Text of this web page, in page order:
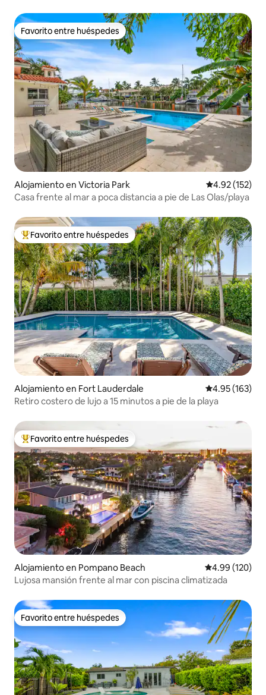
Favorito entre huéspedes
Favorito entre huéspedes
Alojamiento en Victoria Park Calificación
4.92 (152)
Casa frente al mar a poca distancia a pie de Las Olas/playa
Favorito entre huéspedes preferido
Favorito entre huéspedes
Alojamiento en Fort Lauderdale Calificación
4.95 (163)
Retiro costero de lujo a 15 minutos a pie de la playa
Favorito entre huéspedes preferido
Favorito entre huéspedes
Alojamiento en Pompano Beach Calificación
4.99 (120)
Lujosa mansión frente al mar con piscina climatizada
Favorito entre huéspedes
Favorito entre huéspedes